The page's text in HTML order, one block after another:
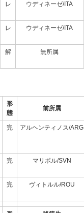
レ ウディネーゼ/ITA
レ ウディネーゼ/ITA
解 無所属
形
態
前所属
完 アルヘンティノス/ARG
完 マリボル/SVN
完 ヴィトルル/ROU